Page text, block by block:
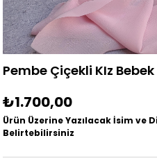
Pembe Çiçekli KIz Bebek
₺1.700,00
Ürün Üzerine Yazılacak İsim ve
Belirtebilirsiniz